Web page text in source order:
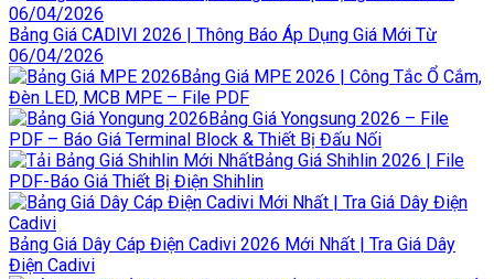
Bảng Giá CADIVI 2026 | Thông Báo Áp Dụng Giá Mới Từ
06/04/2026
Bảng Giá MPE 2026 | Công Tắc Ổ Cắm,
Đèn LED, MCB MPE – File PDF
Bảng Giá Yongsung 2026 – File
PDF – Báo Giá Terminal Block & Thiết Bị Đấu Nối
Bảng Giá Shihlin 2026 | File
PDF-Báo Giá Thiết Bị Điện Shihlin
Bảng Giá Dây Cáp Điện Cadivi 2026 Mới Nhất | Tra Giá Dây
Điện Cadivi